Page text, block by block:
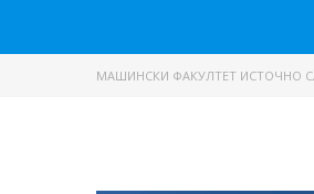
МАШИНСКИ ФАКУЛТЕТ ИСТОЧНО